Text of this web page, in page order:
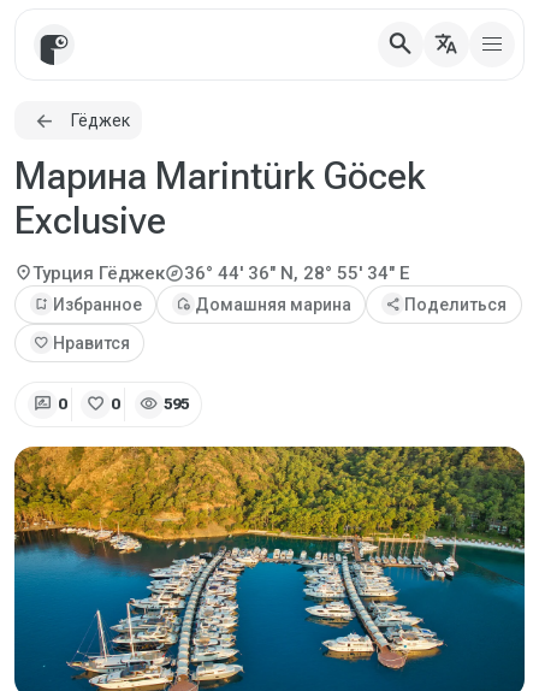
search translate
Гёджек
Марина Marintürk Göcek
Exclusive
location_onТурция Гёджекexplore36° 44' 36" N, 28° 55' 34" E
bookmark_add Избранное add_home Домашняя марина share Поделиться
favorite Нравится
rate_review 0 favorite 0 visibility 595